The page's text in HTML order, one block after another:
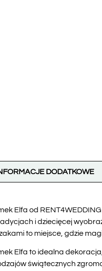
DODATKOWE
Elfa od
i dziecięcej
to miejsce, gdzie
Elfa to idealna
świątecznych